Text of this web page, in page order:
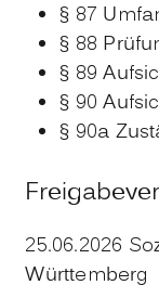
§ 87
§ 88
§ 89
§ 90
§ 90a
25.06.2026
Württemberg